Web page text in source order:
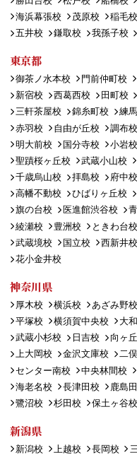
海浜幕張校
茂原校 稲毛校
五井校
鎌取校 我孫子校
東京都
御茶ノ水本校 門前仲町校
新宿校
西葛西校 田町校
三軒茶屋校
錦糸町校 練
赤羽校
自由が丘校 調布校
明大前校
国分寺校 小岩校
聖蹟桜ヶ丘校
武蔵小山校
千歳烏山校
拝島校 府中校
高幡不動校
ひばりヶ丘校
旗の台校
医進館渋谷校
綾瀬校
豊洲校 ときわ台校
武蔵境校
国立校 西新井校
花小金井校
神奈川県
厚木校 横浜校 あざみ野校
平塚校
横須賀中央校 大
武蔵小杉校
日吉校 向ヶ
上大岡校
金沢文庫校 二
センター南校
中央林間校
海老名校
長津田校 鹿島
鷺沼校
杉田校 保土ヶ谷校
新潟県
新潟校 上越校 長岡校